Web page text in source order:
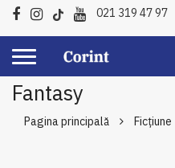
021 319 47 97
Fantasy
Pagina principală Ficțiune